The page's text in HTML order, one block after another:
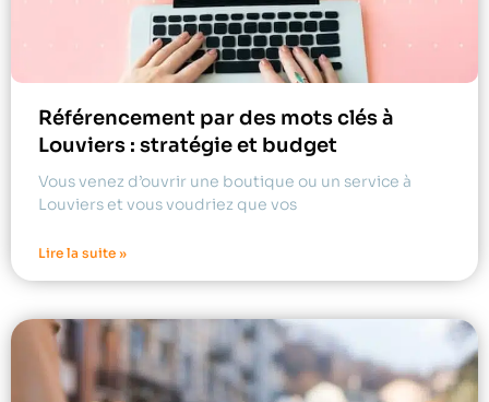
Référencement par des mots clés à
Louviers : stratégie et budget
Vous venez d’ouvrir une boutique ou un service à
Louviers et vous voudriez que vos
Lire la suite »